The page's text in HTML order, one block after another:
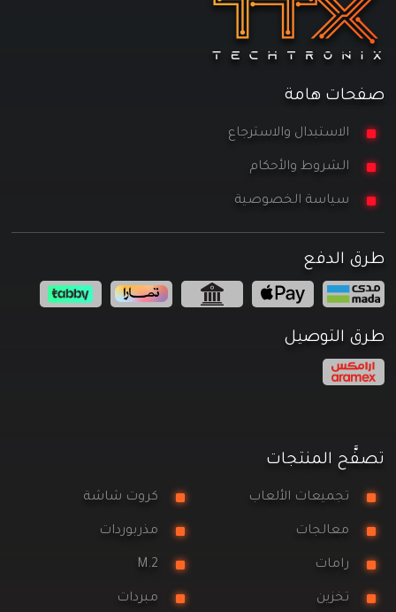
صفحات هامة
الاستبدال والاسترجاع
الشروط والأحكام
سياسة الخصوصية
طرق الدفع
طرق التوصيل
تصفَّح المنتجات
تجميعات الألعاب كروت شاشة
معالجات مذربوردات
رامات M.2
تخزين مبردات